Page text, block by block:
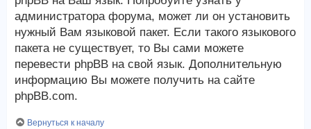
администратора форума, может ли он установить
нужный Вам языковой пакет. Если такого языкового
пакета не существует, то Вы сами можете
перевести phpBB на свой язык. Дополнительную
информацию Вы можете получить на сайте
phpBB.com.
Вернуться к началу